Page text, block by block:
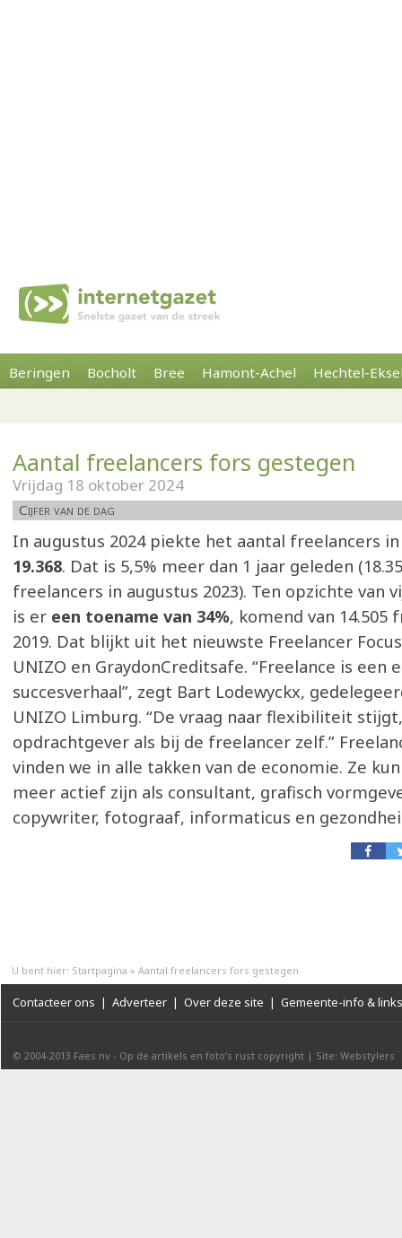
Beringen Bocholt Bree Hamont-Achel Hechtel-
Aantal freelancers fors gestegen
Vrijdag 18 oktober 2024
Cijfer van de dag
In augustus 2024 piekte het aantal freelancers
19.368. Dat is 5,5% meer dan 1 jaar geleden
freelancers in augustus 2023). Ten opzichte van
is er een toename van 34%, komend van 14.505
2019. Dat blijkt uit het nieuwste Freelancer
UNIZO en GraydonCreditsafe. “Freelance is een
succesverhaal”, zegt Bart Lodewyckx,
UNIZO Limburg. “De vraag naar flexibiliteit
opdrachtgever als bij de freelancer zelf.”
vinden we in alle takken van de economie. Ze
meer actief zijn als consultant, grafisch
copywriter, fotograaf, informaticus en
U bent hier: Startpagina » Aantal freelancers fors gestegen
Contacteer ons | Adverteer | Over deze site | Gemeente-info & links
© 2004-2013 Faes nv - Op de artikels en foto’s rust copyright | Site: Webstylers